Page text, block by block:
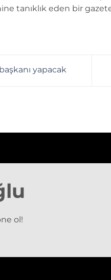
tanıklık eden bir
yapacak
ol!